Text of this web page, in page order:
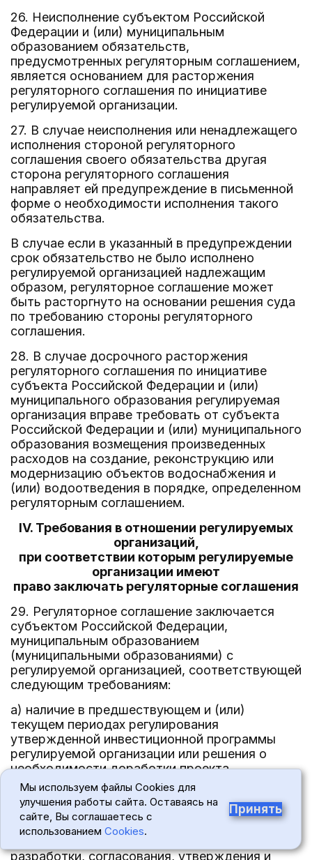
26. Неисполнение субъектом Российской
Федерации и (или) муниципальным
образованием обязательств,
предусмотренных регуляторным соглашением,
является основанием для расторжения
регуляторного соглашения по инициативе
регулируемой организации.
27. В случае неисполнения или ненадлежащего
исполнения стороной регуляторного
соглашения своего обязательства другая
сторона регуляторного соглашения
направляет ей предупреждение в письменной
форме о необходимости исполнения такого
обязательства.
В случае если в указанный в предупреждении
срок обязательство не было исполнено
регулируемой организацией надлежащим
образом, регуляторное соглашение может
быть расторгнуто на основании решения суда
по требованию стороны регуляторного
соглашения.
28. В случае досрочного расторжения
регуляторного соглашения по инициативе
субъекта Российской Федерации и (или)
муниципального образования регулируемая
организация вправе требовать от субъекта
Российской Федерации и (или) муниципального
образования возмещения произведенных
расходов на создание, реконструкцию или
модернизацию объектов водоснабжения и
(или) водоотведения в порядке, определенном
регуляторным соглашением.
IV. Требования в отношении регулируемых
организаций,
при соответствии которым регулируемые
организации имеют
право заключать регуляторные соглашения
29. Регуляторное соглашение заключается
субъектом Российской Федерации,
муниципальным образованием
(муниципальными образованиями) с
регулируемой организацией, соответствующей
следующим требованиям:
а) наличие в предшествующем и (или)
текущем периодах регулирования
утвержденной инвестиционной программы
регулируемой организации или решения о
необходимости доработки проекта
инвестиционной программы регулируемой
организации с указанием причин отказа в
утверждении указанной инвестиционной
программы по основанию, предусмотренному
разработки, согласования, утверждения и
Мы используем файлы Cookies для
улучшения работы сайта. Оставаясь на
сайте, Вы соглашаетесь с
использованием Cookies.
Принять